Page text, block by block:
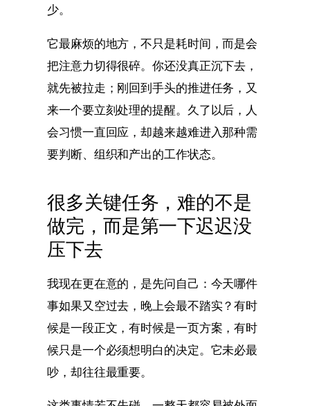
少。
它最麻烦的地方，不只是耗时间，而是会
把注意力切得很碎。你还没真正沉下去，
就先被拉走；刚回到手头的推进任务，又
来一个要立刻处理的提醒。久了以后，人
会习惯一直回应，却越来越难进入那种需
要判断、组织和产出的工作状态。
很多关键任务，难的不是
做完，而是第一下迟迟没
压下去
我现在更在意的，是先问自己：今天哪件
事如果又空过去，晚上会最不踏实？有时
候是一段正文，有时候是一页方案，有时
候只是一个必须想明白的决定。它未必最
吵，却往往最重要。